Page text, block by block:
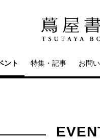
ント 特集・記事 お問